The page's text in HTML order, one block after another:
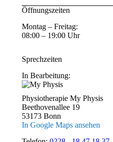
Öffnungszeiten
Montag – Freitag:
08:00 – 19:00 Uhr
Sprechzeiten
In Bearbeitung:
Physiotherapie My Physis
Beethovenallee 19
53173 Bonn
In Google Maps ansehen